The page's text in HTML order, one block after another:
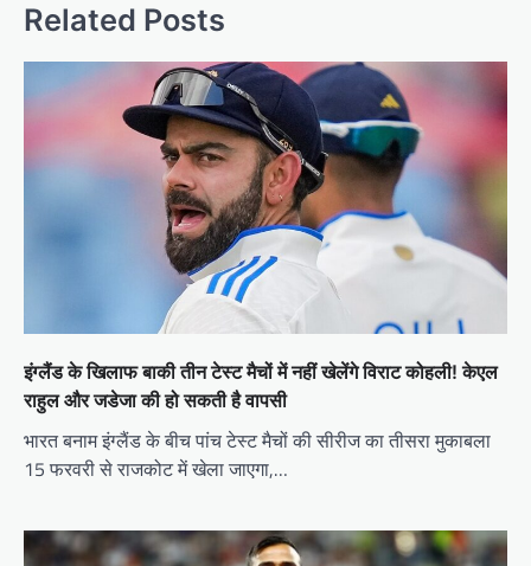
Related Posts
इंग्लैंड के खिलाफ बाकी तीन टेस्ट मैचों में नहीं खेलेंगे विराट कोहली! केएल
राहुल और जडेजा की हो सकती है वापसी
भारत बनाम इंग्लैंड के बीच पांच टेस्ट मैचों की सीरीज का तीसरा मुकाबला
15 फरवरी से राजकोट में खेला जाएगा,…